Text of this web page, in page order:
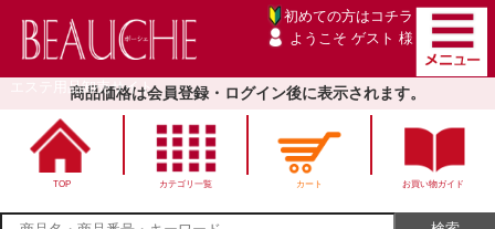
エステ用品卸売サイト
初めての方は コチラ
ようこそ ゲスト 様
商品価格は会員登録・ログイン後に表示されます。
TOP カテゴリ一覧 カート お買い物ガイド